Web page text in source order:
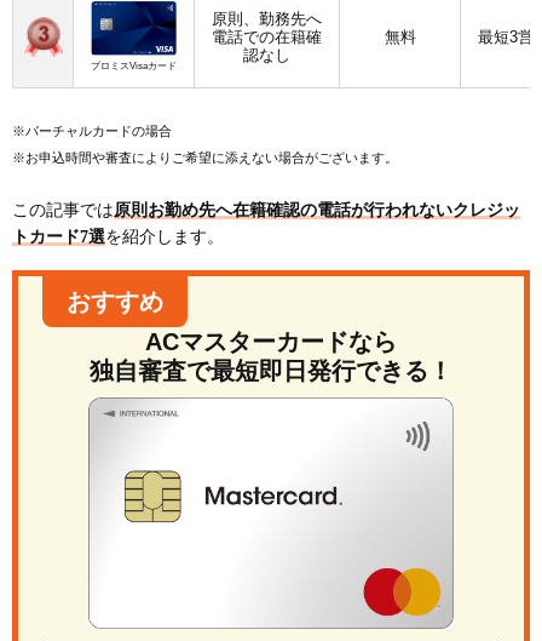
プロミスVisaカード
原則、勤務先へ
電話での在籍確
認なし
無料 最短3営
※バーチャルカードの場合
※お申込時間や審査によりご希望に添えない場合がございます。
この記事では原則お勤め先へ在籍確認の電話が行われないクレジッ
トカード7選を紹介します。
おすすめ
ACマスターカードなら
独自審査で最短即日発行できる！